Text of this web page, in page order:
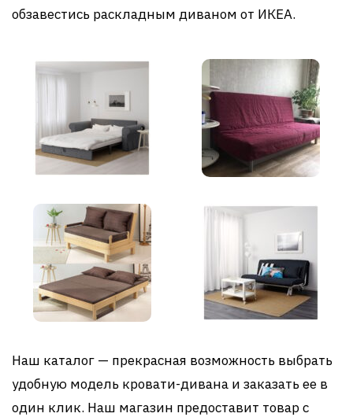
обзавестись раскладным диваном от ИКЕА.
Наш каталог — прекрасная возможность выбрать
удобную модель кровати-дивана и заказать ее в
один клик. Наш магазин предоставит товар с